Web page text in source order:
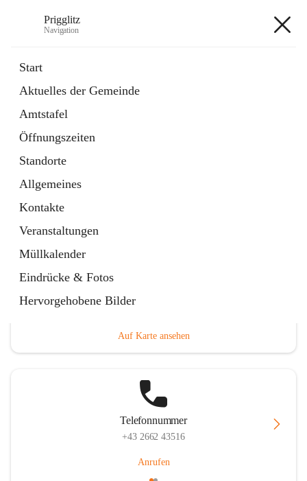
Prigglitz
Navigation
Start
Aktuelles der Gemeinde
Amtstafel
Öffnungszeiten
Standorte
Allgemeines
Kontakte
Veranstaltungen
Müllkalender
Eindrücke & Fotos
Hervorgehobene Bilder
Externe Webseite
in
Tab
Gemeindezeitung
Ordner
öffnet
in
neuem
Tab
Hauptadresse
Auf Karte ansehen
Telefonnummer
+43 2662 43516
Anrufen